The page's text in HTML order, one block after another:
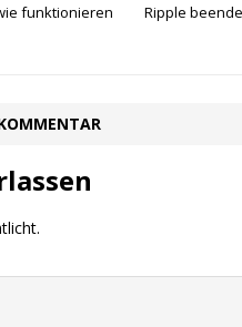
funktionieren
Ripple